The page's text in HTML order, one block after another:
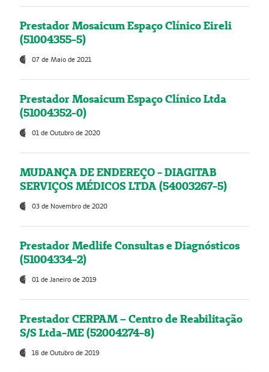
Prestador Mosaicum Espaço Clínico Eireli
(51004355-5)
07 de Maio de 2021
Prestador Mosaicum Espaço Clínico Ltda
(51004352-0)
01 de Outubro de 2020
MUDANÇA DE ENDEREÇO - DIAGITAB
SERVIÇOS MÉDICOS LTDA (54003267-5)
03 de Novembro de 2020
Prestador Medlife Consultas e Diagnósticos
(51004334-2)
01 de Janeiro de 2019
Prestador CERPAM – Centro de Reabilitação
S/S Ltda-ME (52004274-8)
18 de Outubro de 2019